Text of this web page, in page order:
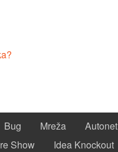
Bug Mreža
Autonet
Show
Idea Knockout